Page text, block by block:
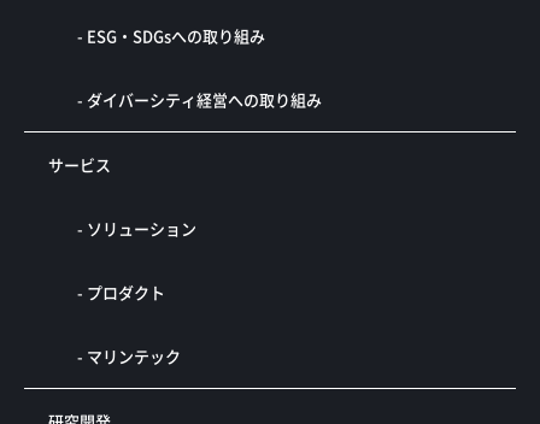
- ESG・SDGsへの取り組み
- ダイバーシティ経営への取り組み
サービス
- ソリューション
- プロダクト
- マリンテック